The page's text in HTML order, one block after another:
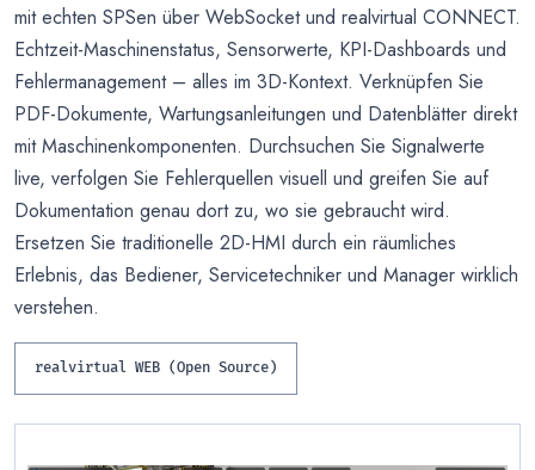
mit echten SPSen über WebSocket und realvirtual CONNECT.
Echtzeit-Maschinenstatus, Sensorwerte, KPI-Dashboards und
Fehlermanagement – alles im 3D-Kontext. Verknüpfen Sie
PDF-Dokumente, Wartungsanleitungen und Datenblätter direkt
mit Maschinenkomponenten. Durchsuchen Sie Signalwerte
live, verfolgen Sie Fehlerquellen visuell und greifen Sie auf
Dokumentation genau dort zu, wo sie gebraucht wird.
Ersetzen Sie traditionelle 2D-HMI durch ein räumliches
Erlebnis, das Bediener, Servicetechniker und Manager wirklich
verstehen.
realvirtual WEB (Open Source)